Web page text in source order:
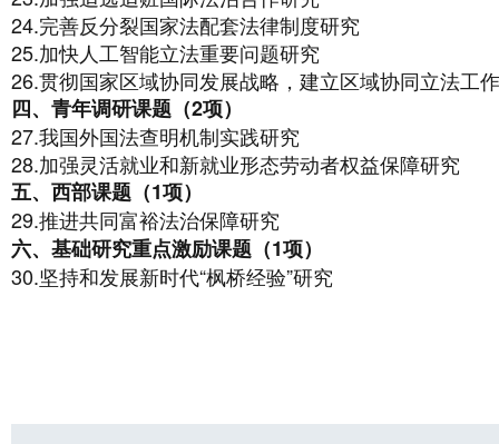
24.完善反分裂国家法配套法律制度研究
25.加快人工智能立法重要问题研究
26.贯彻国家区域协同发展战略，建立区域协同立法工
四、青年调研课题（2项）
27.我国外国法查明机制实践研究
28.加强灵活就业和新就业形态劳动者权益保障研究
五、西部课题（1项）
29.推进共同富裕法治保障研究
六、基础研究重点激励课题（1项）
30.坚持和发展新时代“枫桥经验”研究